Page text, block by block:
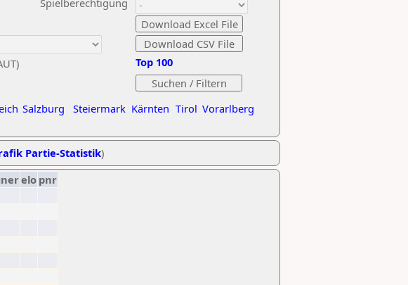
Spielberechtigung
Salzburg Steiermark Kärnten Tirol Vorarlberg
Top 100
Partie-Statistik)
elo pnr